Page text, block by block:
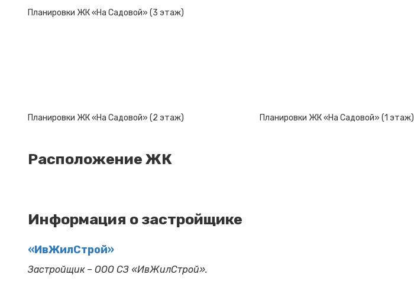
Планировки ЖК «На Садовой» (3 этаж)
Планировки ЖК «На Садовой» (2 этаж) Планировки ЖК «На Садовой» (1 этаж)
Расположение ЖК
Информация о застройщике
«ИвЖилСтрой»
Застройщик – ООО СЗ «ИвЖилСтрой».